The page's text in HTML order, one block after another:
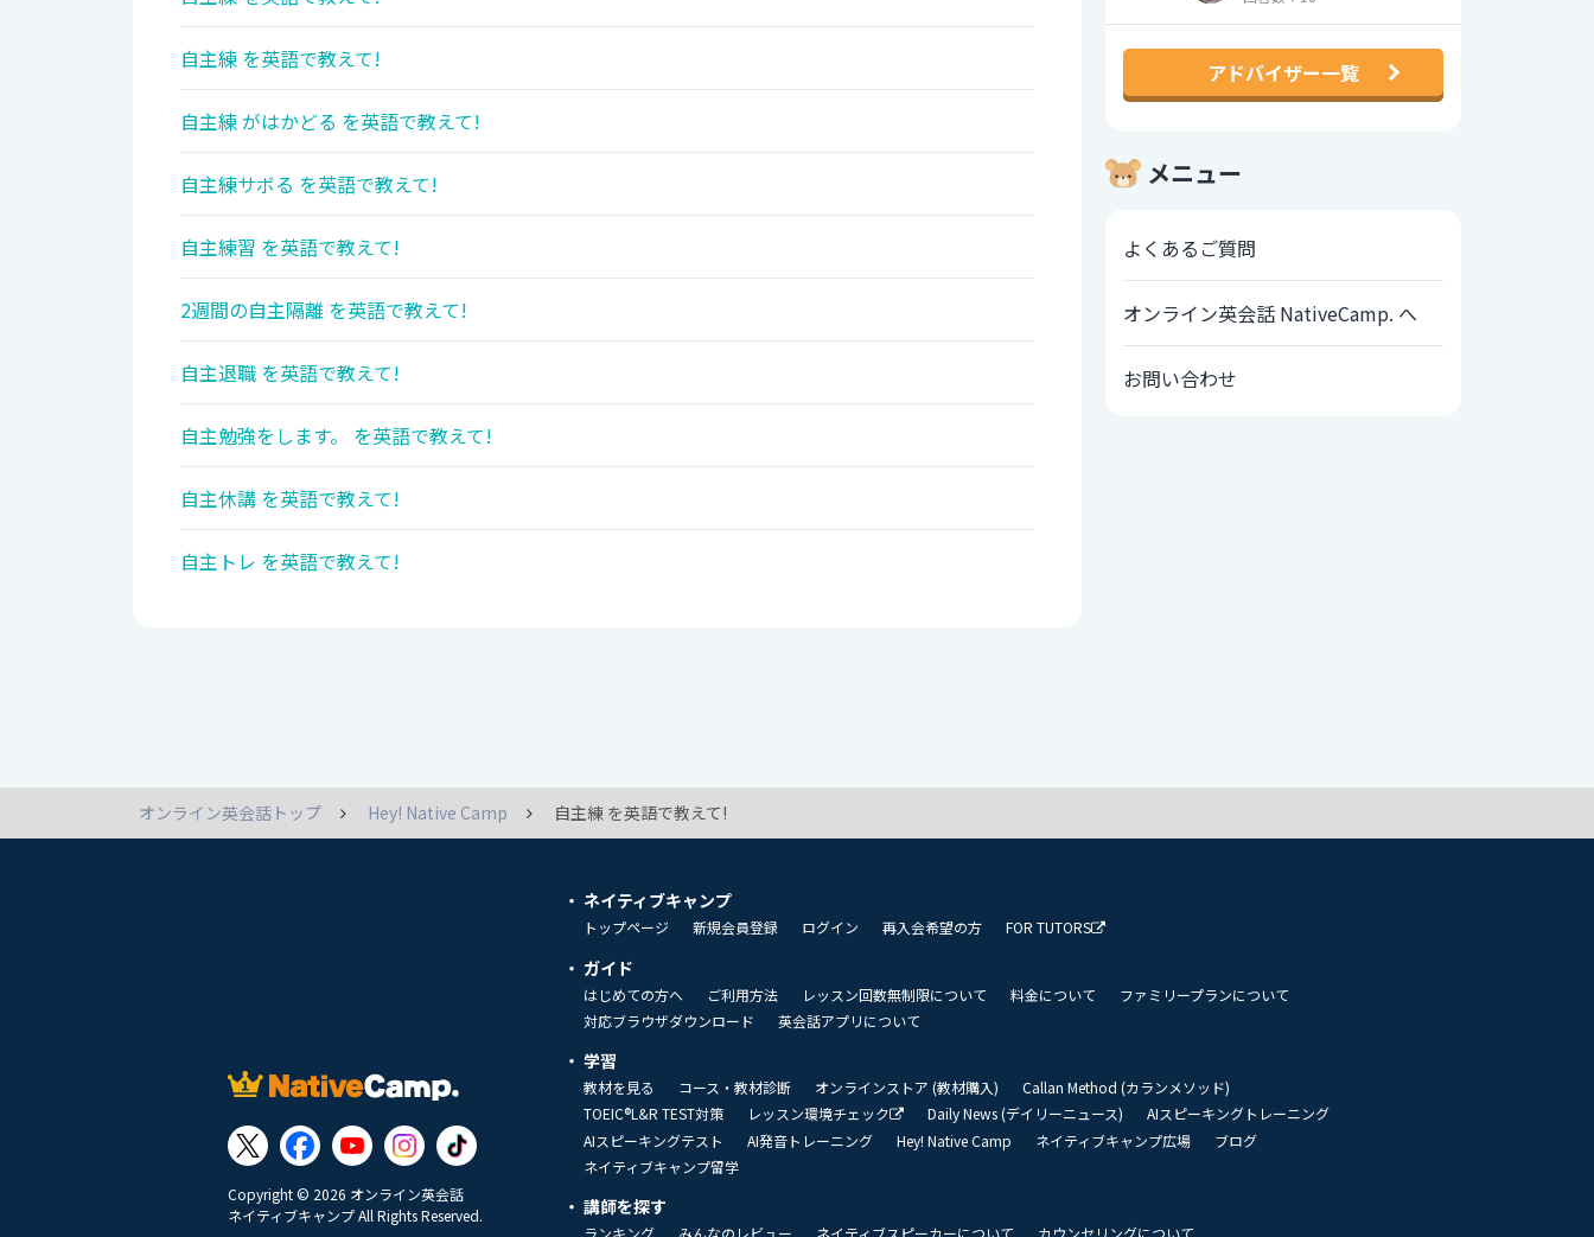
自主練 を英語で教えて!
自主練 がはかどる を英語で教えて!
自主練サボる を英語で教えて!
自主練習 を英語で教えて!
2週間の自主隔離 を英語で教えて!
自主退職 を英語で教えて!
自主勉強をします。 を英語で教えて!
自主休講 を英語で教えて!
自主トレ を英語で教えて!
アドバイザー一覧
メニュー
よくあるご質問
オンライン英会話 NativeCamp. へ
お問い合わせ
オンライン英会話トップ Hey! Native Camp 自主練 を英語で教えて!
Copyright © 2026 オンライン英会話
ネイティブキャンプ All Rights Reserved.
ネイティブキャンプ
トップページ 新規会員登録 ログイン 再入会希望の方 FOR TUTORS
ガイド
はじめての方へ ご利用方法 レッスン回数無制限について 料金について
ファミリープランについて
対応ブラウザダウンロード
英会話アプリについて
学習
教材を見る コース・教材診断 オンラインストア (教材購入)
Callan Method (カランメソッド)
TOEIC®L&R TEST対策
レッスン環境チェック Daily News (デイリーニュース)
AIスピーキングトレーニング
AIスピーキングテスト
AI発音トレーニング Hey! Native Camp ネイティブキャンプ広場
ブログ
ネイティブキャンプ留学
講師を探す